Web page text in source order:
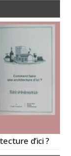
d’ici ?